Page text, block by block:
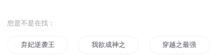
您是不是在找：
弃妃逆袭王爷在上妃在下我欲成神之逆天弃少 穿越之最强弃少